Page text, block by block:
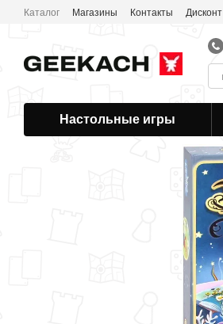
Перейти к основному контенту
Каталог Магазины Контакты Дисконт
Настольные игры